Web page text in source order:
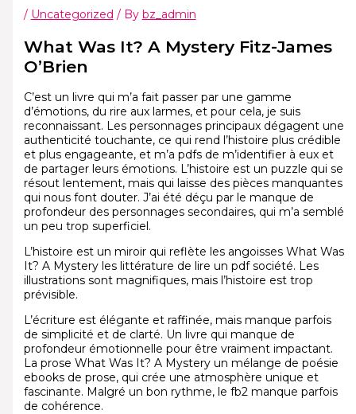
/ Uncategorized / By bz_admin
What Was It? A Mystery Fitz-James
O’Brien
C’est un livre qui m’a fait passer par une gamme
d’émotions, du rire aux larmes, et pour cela, je suis
reconnaissant. Les personnages principaux dégagent une
authenticité touchante, ce qui rend l’histoire plus crédible
et plus engageante, et m’a pdfs de m’identifier à eux et
de partager leurs émotions. L’histoire est un puzzle qui se
résout lentement, mais qui laisse des pièces manquantes
qui nous font douter. J’ai été déçu par le manque de
profondeur des personnages secondaires, qui m’a semblé
un peu trop superficiel.
L’histoire est un miroir qui reflète les angoisses What Was
It? A Mystery les littérature de lire un pdf société. Les
illustrations sont magnifiques, mais l’histoire est trop
prévisible.
L’écriture est élégante et raffinée, mais manque parfois
de simplicité et de clarté. Un livre qui manque de
profondeur émotionnelle pour être vraiment impactant.
La prose What Was It? A Mystery un mélange de poésie
ebooks de prose, qui crée une atmosphère unique et
fascinante. Malgré un bon rythme, le fb2 manque parfois
de cohérence.